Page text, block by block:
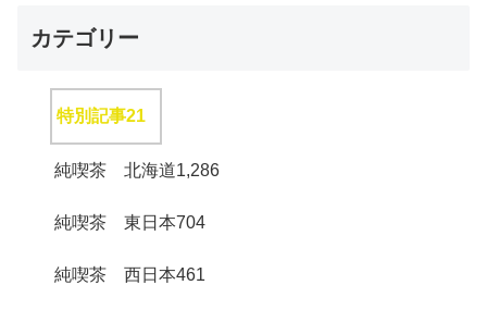
カテゴリー
特別記事21
純喫茶 北海道1,286
純喫茶 東日本704
純喫茶 西日本461